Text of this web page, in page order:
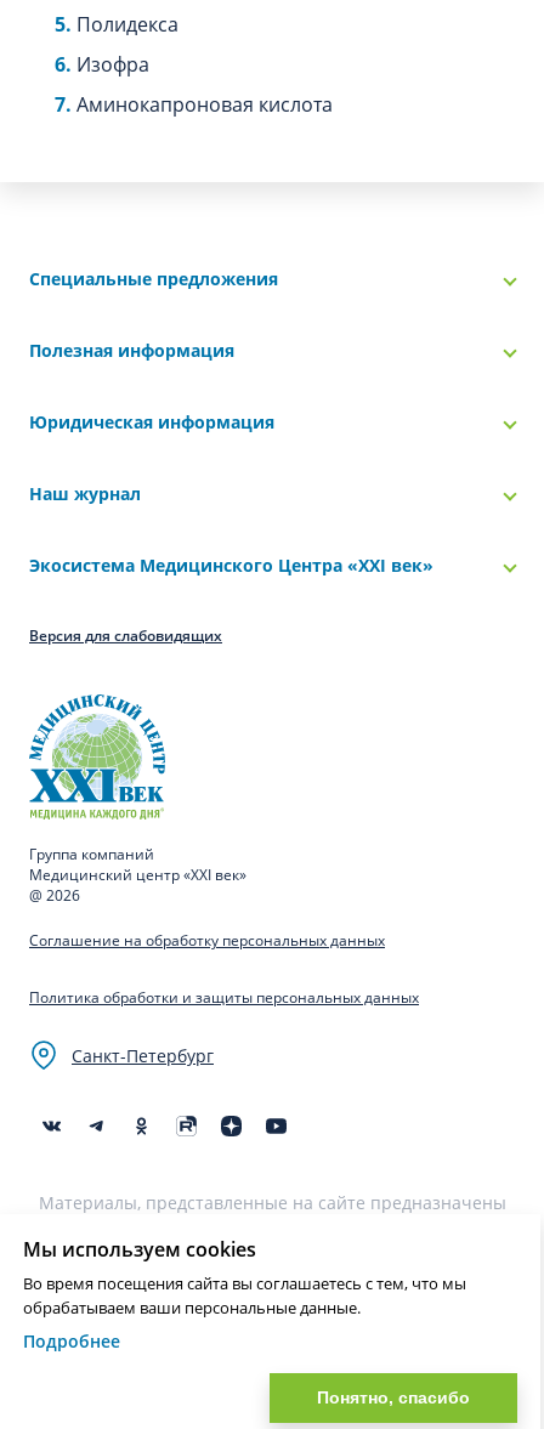
Полидекса
Изофра
Аминокапроновая кислота
Специальные предложения
Полезная информация
Юридическая информация
Наш журнал
Экосистема Медицинского Центра «‎XXI век»
Версия для слабовидящих
Группа компаний
Медицинский центр «XXI век»
@ 2026
Соглашение на обработку персональных данных
Политика обработки и защиты персональных данных
Санкт-Петербург
Материалы, представленные на сайте предназначены
использованы для постановки диагноза, назначения
лечения и не являются медицинскими рекомендациями.
Необходима консультация специалиста.
Нашли ошибку? Выделите текст и нажмите Ctrl+Enter или на ссылку
Мы используем cookies
Во время посещения сайта вы соглашаетесь с тем, что мы
обрабатываем ваши персональные данные.
Подробнее
Понятно, спасибо